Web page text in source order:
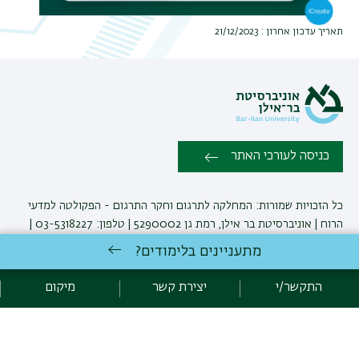
תאריך עדכון אחרון : 21/12/2023
כניסה לעורכי האתר
כל הזכויות שמורות: המחלקה לתרגום וחקר התרגום - הפקולטה למדעי
לימודי תרגום
באוניברסיטת בר-אילן
פיתוח:אגף תקשוב, אוניברסיטת בר-אילן
מתעניינים בלימודים?
התקשר/י יצירת קשר מיקום